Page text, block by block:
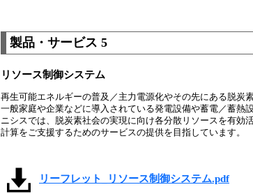
製品・サービス 5
リソース制御システム
再生可能エネルギーの普及／主力電源化やその先にある脱
一般家庭や企業などに導入されている発電設備や蓄電／蓄熱
ニシスでは、脱炭素社会の実現に向け各分散リソースを有
計算をご支援するためのサービスの提供を目指しています。
リーフレット_リソース制御システム.pdf